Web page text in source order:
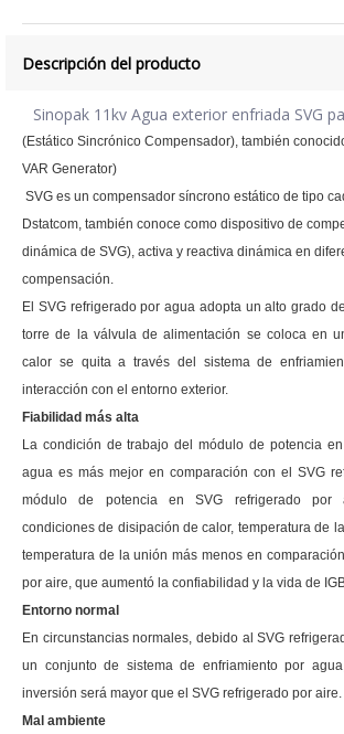
Descripción del producto
Sinopak 11kv Agua exterior enfriada SVG
(Estático Sincrónico Compensador), también
VAR Generator)
SVG es un compensador síncrono estático de tipo
Dstatcom, también conoce como dispositivo de
dinámica de SVG), activa y reactiva dinámica en
compensación.
El SVG refrigerado por agua adopta un alto grado
torre de la válvula de alimentación se coloca en
calor se quita a través del sistema de
interacción con el entorno exterior.
Fiabilidad más alta
La condición de trabajo del módulo de potencia
agua es más mejor en comparación con el SVG
módulo de potencia en SVG refrigerado por
condiciones de disipación de calor, temperatura de
temperatura de la unión más menos en
por aire, que aumentó la confiabilidad y la vida de
Entorno normal
En circunstancias normales, debido al SVG
un conjunto de sistema de enfriamiento por
inversión será mayor que el SVG refrigerado por aire.
Mal ambiente